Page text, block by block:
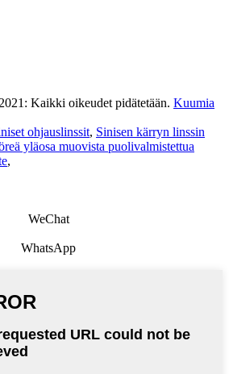
Kaikki oikeudet pidätetään. Kuumia
ohjauslinssit, Sinisen kärryn linssin
yläosa muovista puolivalmistettua
,
WeChat
WhatsApp